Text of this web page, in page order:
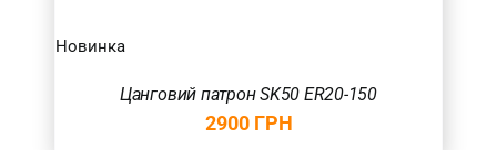
Новинка
Цанговий патрон SK50 ER20-150
2900 ГРН